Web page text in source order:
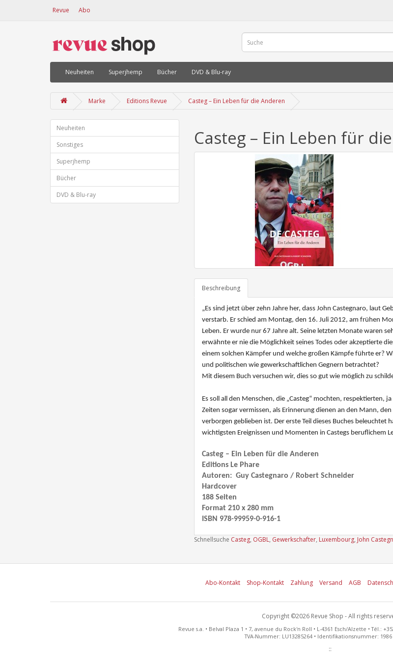
Revue Abo
Neuheiten Superjhemp Bücher DVD & Blu-ray
Marke Editions Revue Casteg – Ein Leben für die Anderen
Neuheiten
Sonstiges
Superjhemp
Bücher
DVD & Blu-ray
Casteg – Ein Leben für
Beschreibung
„Es sind jetzt über zehn Jahre her, dass John Castegnaro, laut
verstarb. Er schied am Montag, den 16. Juli 2012, am frühen
Leben. Er wurde nur 67 Jahre alt. Seine letzten Monate waren
erwähnte er nie die Möglichkeit seines Todes oder akzeptierte
einem solchen Kämpfer und welche großen Kämpfe führte er?
und politischen wie gewerkschaftlichen Gegnern betrachtet?
Mit diesem Buch versuchen wir, dies so gut wie möglich zu
Es soll all den Menschen, die „Casteg“ mochten, respektierten,
Zeiten sogar vermissen, als Erinnerung dienen an den Mann,
verborgen geblieben ist. Der erste Teil dieses Buches beleuchtet
wichtigsten Ereignissen und Momenten in Castegs beruflichem
Casteg – Ein Leben für die Anderen
Editions Le Phare
Autoren: Guy Castegnaro / Robert Schneider
Hardcover
188 Seiten
Format 210 x 280 mm
ISBN 978-99959-0-916-1
Schnellsuche Casteg, OGBL, Gewerkschafter, Luxembourg, John
Abo-Kontakt Shop-Kontakt Zahlung Versand AGB
Copyright ©2026 Revue Shop - All rights
Revue s.a. • Belval Plaza 1 • 7, avenue du Rock'n Roll • L-4361 Esch/Alzette • Tél.:
TVA-Nummer: LU13285264 • Identifikationsnummer: 1986
::